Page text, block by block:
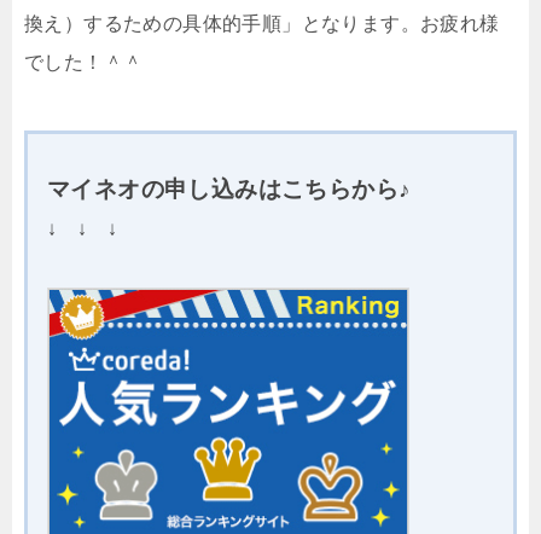
換え）するための具体的手順」となります。お疲れ様
でした！＾＾
マイネオの申し込みはこちらから♪
↓ ↓ ↓